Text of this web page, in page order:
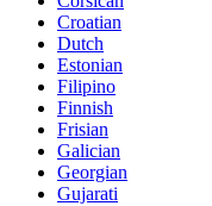
Croatian
Dutch
Estonian
Filipino
Finnish
Frisian
Galician
Georgian
Gujarati